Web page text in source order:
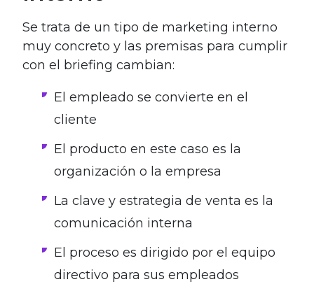
Se trata de un tipo de marketing interno
muy concreto y las premisas para cumplir
con el briefing cambian:
El empleado se convierte en el
cliente
El producto en este caso es la
organización o la empresa
La clave y estrategia de venta es la
comunicación interna
El proceso es dirigido por el equipo
directivo para sus empleados